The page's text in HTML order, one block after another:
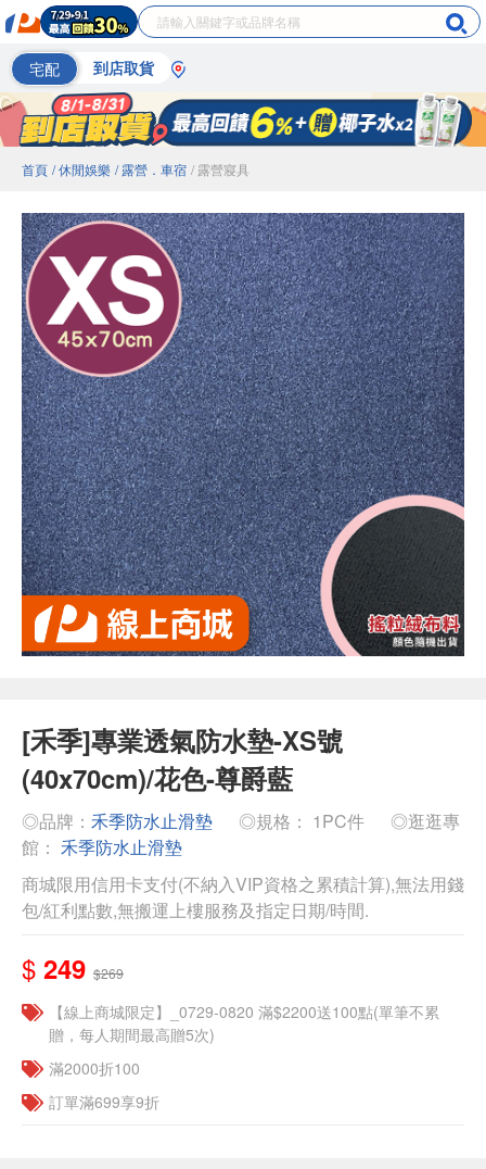
宅配 到店取貨
首頁 / 休閒娛樂 / 露營．車宿 / 露營寢具
[禾季]專業透氣防水墊-XS號
(40x70cm)/花色-尊爵藍
◎品牌： 禾季防水止滑墊 ◎規格： 1PC件
◎逛逛專
館： 禾季防水止滑墊
商城限用信用卡支付(不納入VIP資格之累積計算),無法用錢
包/紅利點數,無搬運上樓服務及指定日期/時間.
$ 249 $269
【線上商城限定】_0729-0820 滿$2200送100點(單筆不累
贈，每人期間最高贈5次)
滿2000折100
訂單滿699享9折